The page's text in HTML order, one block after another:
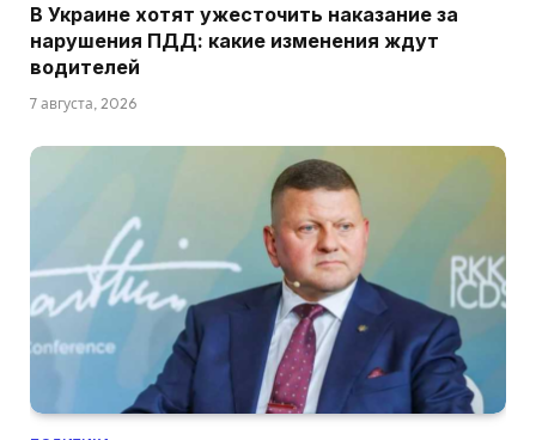
В Украине хотят ужесточить наказание за
нарушения ПДД: какие изменения ждут
водителей
7 августа, 2026